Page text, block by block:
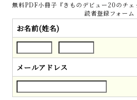
無料PDF小冊子『きものデビュー20のチェ
読者登録フォーム
お名前(姓名)
メールアドレス